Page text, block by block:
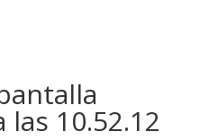
las 10.52.12